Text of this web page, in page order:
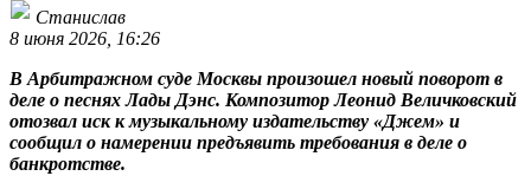
Станислав
8 июня 2026, 16:26
В Арбитражном суде Москвы произошел новый поворот в
деле о песнях Лады Дэнс. Композитор Леонид Величковский
отозвал иск к музыкальному издательству «Джем» и
сообщил о намерении предъявить требования в деле о
банкротстве.